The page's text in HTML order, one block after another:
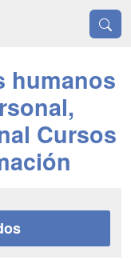
humanos
Cursos